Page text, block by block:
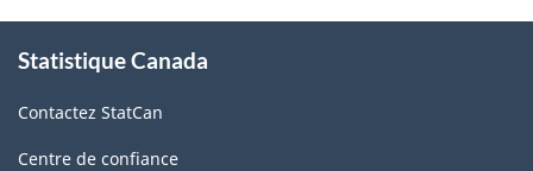
industries
de
l'Amérique
du
propos
ce
site
Statistique Canada
Contactez StatCan
Centre de confiance